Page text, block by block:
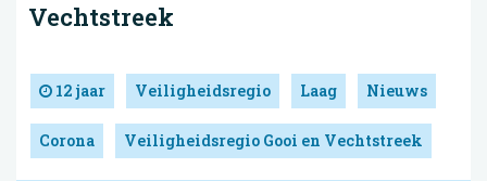
Vechtstreek
12 jaar Veiligheidsregio Laag Nieuws
Corona Veiligheidsregio Gooi en Vechtstreek